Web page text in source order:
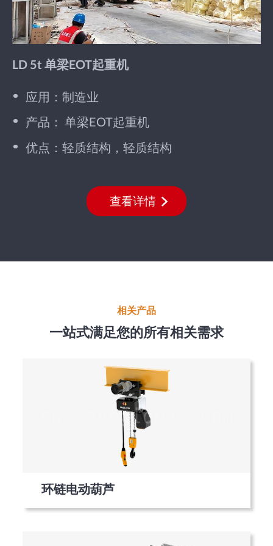
LD 5t 单梁EOT起重机
应用：制造业
产品： 单梁EOT起重机
优点：轻质结构，轻质结构
查看详情
相关产品
一站式满足您的所有相关需求
环链电动葫芦